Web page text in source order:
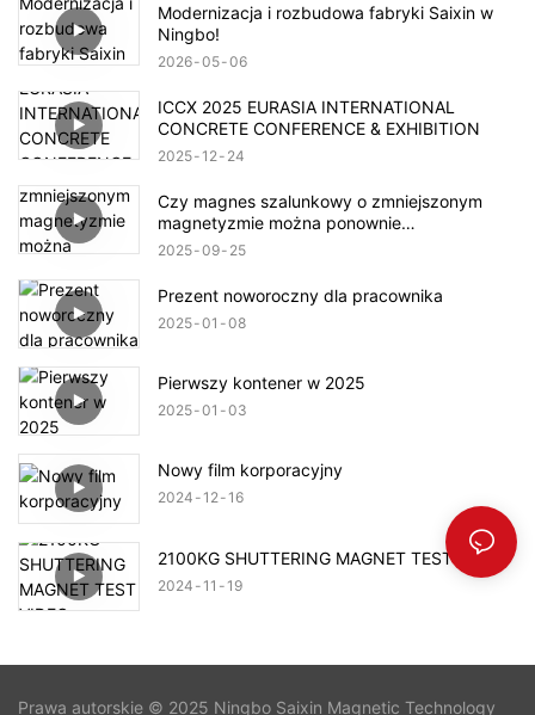
Modernizacja i rozbudowa fabryki Saixin w
Ningbo!
2026 05 06
ICCX 2025 EURASIA INTERNATIONAL
CONCRETE CONFERENCE & EXHIBITION
2025 12 24
Czy magnes szalunkowy o zmniejszonym
magnetyzmie można ponownie
namagnesować?
2025 09 25
Prezent noworoczny dla pracownika
2025 01 08
Pierwszy kontener w 2025
2025 01 03
Nowy film korporacyjny
2024 12 16
2100KG SHUTTERING MAGNET TEST VIDEO
2024 11 19
Prawa autorskie © 2025 Ningbo Saixin Magnetic Technology